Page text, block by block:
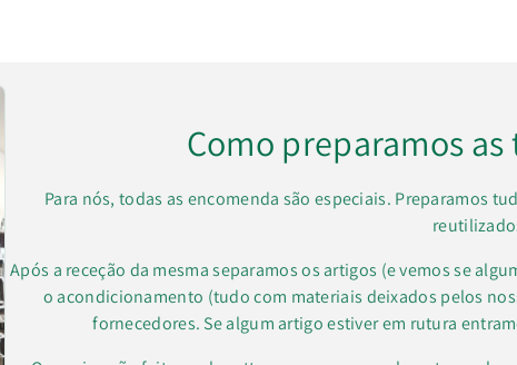
Como preparamos
Para nós, todas as encomenda são especiais. Preparamos
Após a receção da mesma separamos os artigos (e vemos se
o acondicionamento (tudo com materiais deixados pelos
fornecedores. Se algum artigo estiver em rutura